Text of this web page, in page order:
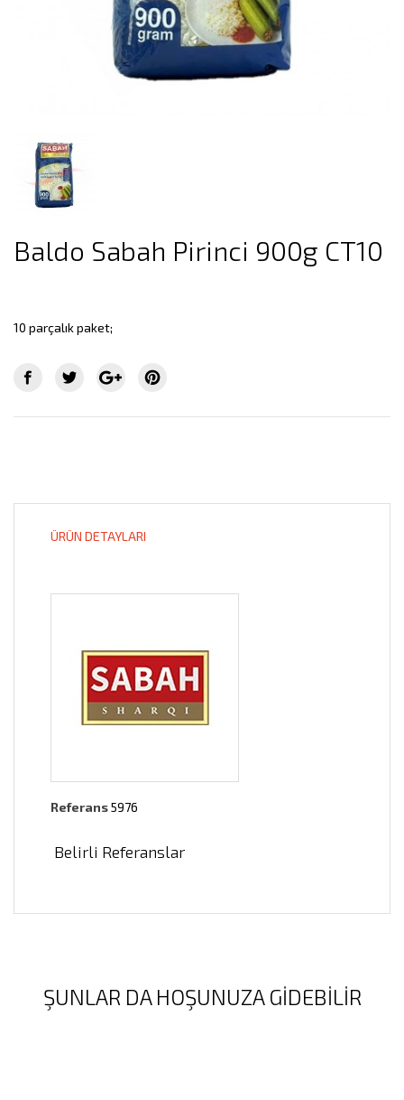
Baldo Sabah Pirinci 900g CT10
10 parçalık paket;
ÜRÜN DETAYLARI
Referans5976
Belirli Referanslar
ŞUNLAR DA HOŞUNUZA GIDEBILIR